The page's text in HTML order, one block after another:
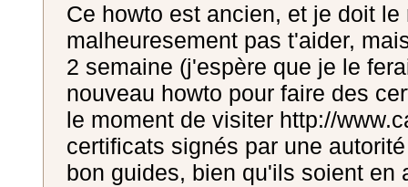
Ce howto est ancien, et je doit
malheuresement pas t'aider,
2 semaine (j'espère que je le
nouveau howto pour faire des
le moment de visiter http://
certificats signés par une
bon guides, bien qu'ils soient en